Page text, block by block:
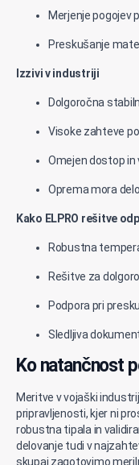
Merjenje pogojev
Preskušanje
Izzivi v industriji
Dolgoročna
Visoke zahteve
Omejen dostop
Oprema mora
Kako ELPRO rešitve
Robustna
Rešitve za
Podpora pri
Sledljiva
Ko natančnost
Meritve v vojaški
pripravljenosti, kjerni
robustna tipala in
delovanje tudi v
skupaj zagotovimo